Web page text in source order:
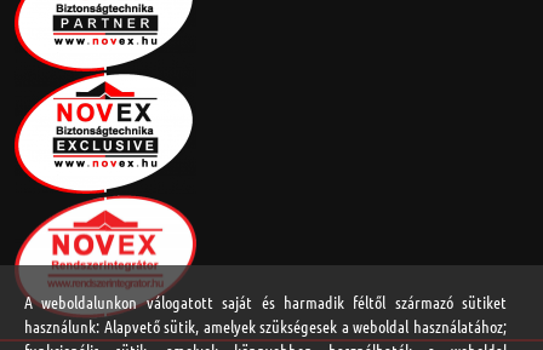
A weboldalunkon válogatott saját és harmadik féltől származó sütiket
használunk: Alapvető sütik, amelyek szükségesek a weboldal használatához;